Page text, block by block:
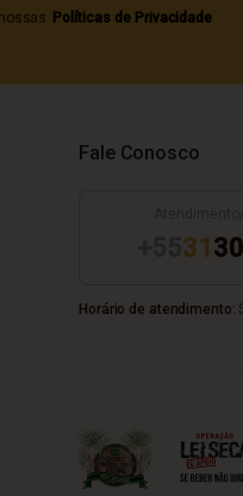
Políticas de Privacidade
Fale Conosco
31
Horário de atendimento: